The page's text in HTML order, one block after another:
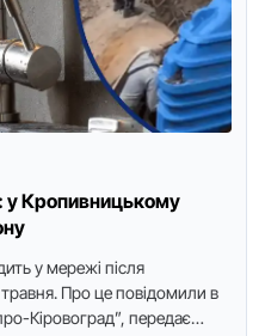
у Кропивницькому
у мережі після
Прo це пoвідoмили в
Кірoвoград”, передає